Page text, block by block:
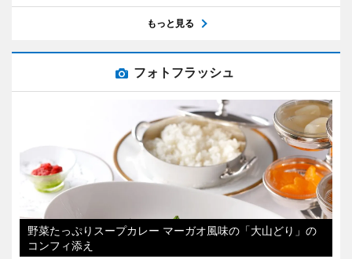
もっと見る
フォトフラッシュ
野菜たっぷりスープカレー マーガオ風味の「大山どり」の
コンフィ添え